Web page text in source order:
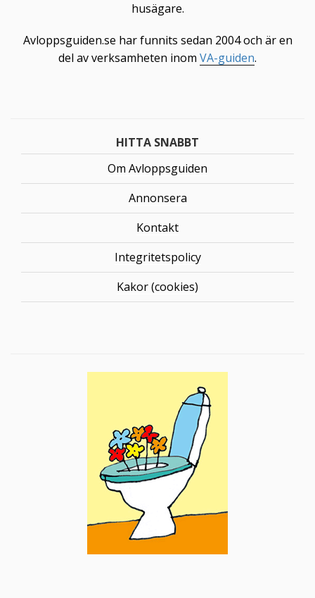
husägare.
Avloppsguiden.se har funnits sedan 2004 och är en
del av verksamheten inom VA-guiden.
HITTA SNABBT
Om Avloppsguiden
Annonsera
Kontakt
Integritetspolicy
Kakor (cookies)